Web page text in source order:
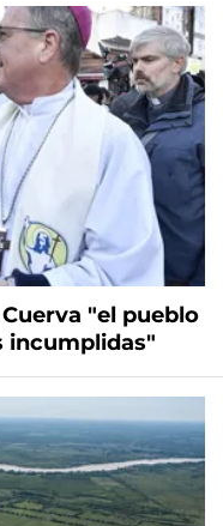
"el pueblo
incumplidas"